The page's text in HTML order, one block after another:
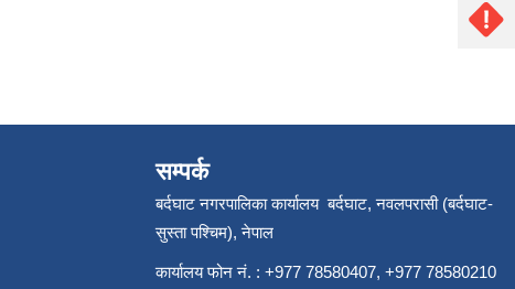
सम्पर्क
बर्दघाट नगरपालिका कार्यालय बर्दघाट, नवलपरासी (बर्दघाट-
सुस्ता पश्चिम), नेपाल
कार्यालय फोन नं. : +977 78580407, +977 78580210